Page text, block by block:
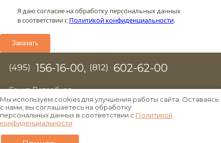
Я даю согласие на обработку персональных данных
в соответствии с Политикой конфиденциальности.
Мы используем cookies для улучшения работы сайта. Оставаясь
с нами, вы соглашаетесь на обработку
персональных данных в соответствии с Политикой
конфиденциальности
(495) 156-16-00, (812) 602-62-00
Санкт-Петербург,
ул. Новолитовская, д. 15, лит. А,
корп. В, этаж 5, офис 510
ТК «Аквилон»
info@sud-mebel.ru